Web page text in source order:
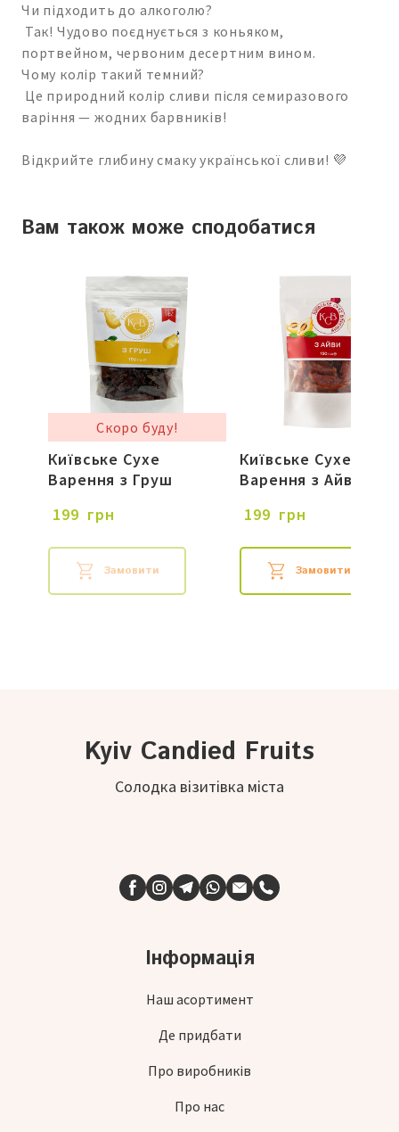
Чи підходить до алкоголю?
Так! Чудово поєднується з коньяком,
портвейном, червоним десертним вином.
Чому колір такий темний?
Це природний колір сливи після семиразового
варіння — жодних барвників!
Відкрийте глибину смаку української сливи! 💜
Вам також може сподобатися
Скоро буду!
Київське Сухе
Варення з Груш
199  грн
Замовити
Київське Сухе
Варення з Айви
199  грн
Замовити
Kyiv Candied Fruits
Солодка візитівка міста
Інформація
Наш асортимент
Де придбати
Про виробників
Про нас